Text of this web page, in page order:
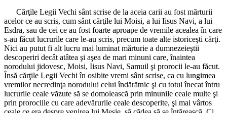
Cărţile Legii Vechi sânt scrise de la aceia carii au fost mărturii
acelor ce au scris, cum sânt cărţile lui Moisi, a lui Iisus Navi, a lui
Esdra, sau de cei ce au fost foarte aproape de vremile acealea în care
s-au făcut lucrurile care le-au scris, precum toate alte istoriceşti cărţi.
Nici au putut fi alt lucru mai luminat mărturie a dumnezeieştii
descoperiri decât atâtea şi aşea de mari minuni care, înaintea
norodului jidovesc, Moisi, Iisus Navi, Samuil şi prorocii le-au făcut.
Însă cărţile Legii Vechi în osibite vremi sânt scrise, ca cu lungimea
vremilor necredinţa norodului celui îndărătnic şi cu totul înecat întru
lucrurile ceale văzute să se domolească prin minunile ceale multe şi
prin prorociile cu care adevărurile ceale descoperite, şi mai vârtos